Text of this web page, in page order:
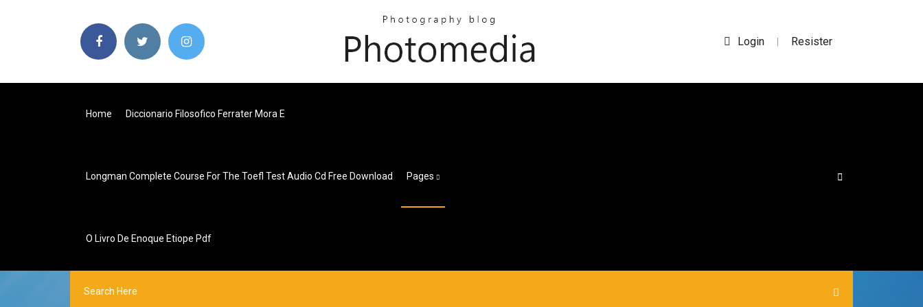
Login | Resister
Home Diccionario Filosofico Ferrater Mora E
Longman Complete Course For The Toefl Test Audio Cd Free Download Pages
O Livro De Enoque Etiope Pdf